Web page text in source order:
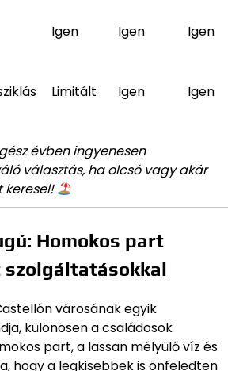
Igen Igen Igen
Limitált Igen Igen
évben ingyenesen
választás, ha olcsó vagy akár
keresel!
Homokos part
szolgáltatásokkal
városának egyik
különösen a családosok
part, a lassan mélyülő víz és
hogy a legkisebbek is önfeledten